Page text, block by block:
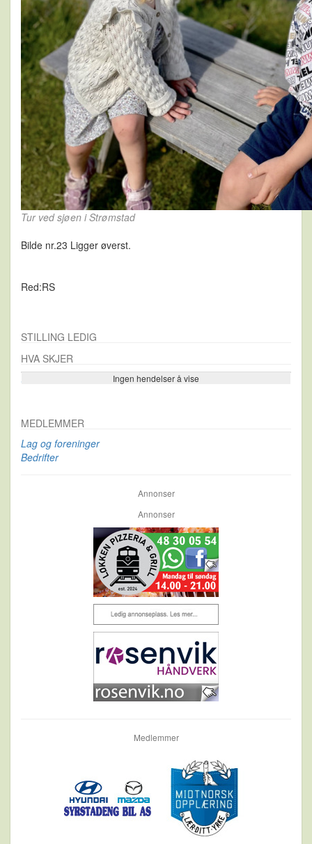
Tur ved sjøen i Strømstad
Bilde nr.23 Ligger øverst.
Red:RS
STILLING LEDIG
HVA SKJER
Ingen hendelser å vise
Se flere…
MEDLEMMER
Lag og foreninger
Bedrifter
Annonser
Annonser
Medlemmer